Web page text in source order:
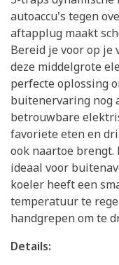
autoaccu's tegen
aftapplug maakt
Bereid je voor op je
deze middelgrote
perfecte oplossing
buitenervaring nog
betrouwbare
favoriete eten en
ook naartoe
ideaal voor
koeler heeft een
temperatuur te
handgrepen om te
Details: